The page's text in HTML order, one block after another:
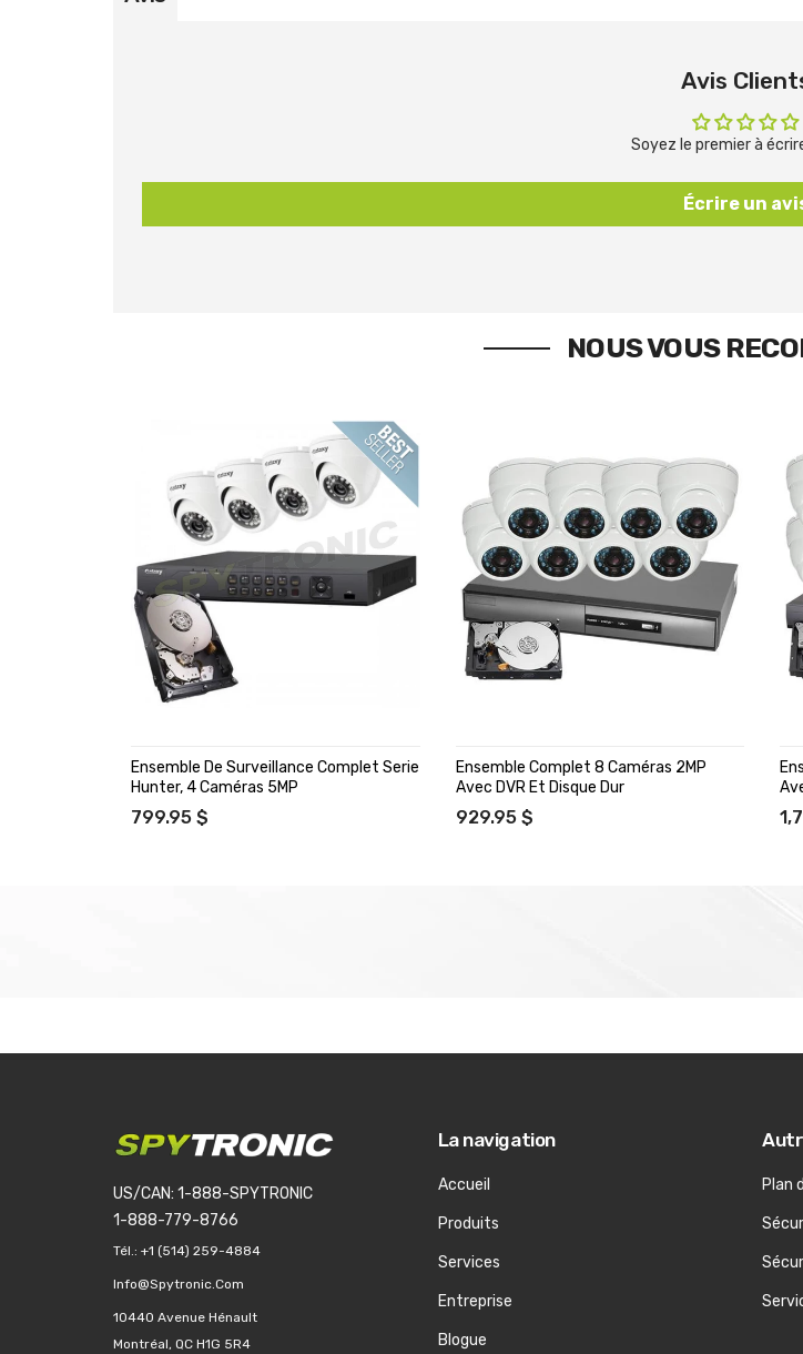
Avis
Soyez le premier à
Écrire un
NOUS VOUS
Ensemble De Surveillance Complet Serie
Hunter, 4 Caméras 5MP
799.95 $
Ensemble Complet 8 Caméras 2MP
Avec DVR Et Disque Dur
929.95 $
US/CAN: 1-888-SPYTRONIC
1-888-779-8766
Tél.: +1 (514) 259-4884
Info@spytronic.com
10440 Avenue Hénault
Montréal, QC H1G 5R4
La navigation
Accueil
Produits
Services
Entreprise
Blogue
Plan